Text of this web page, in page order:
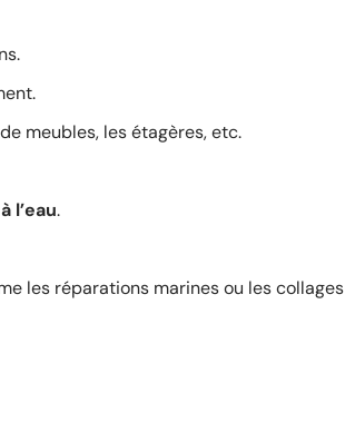
meubles, les étagères, etc.
l’eau.
les réparations marines ou les collages